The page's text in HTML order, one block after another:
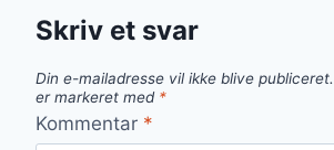
Skriv et svar
Din e-mailadresse vil ikke blive publiceret.
er markeret med *
Kommentar *